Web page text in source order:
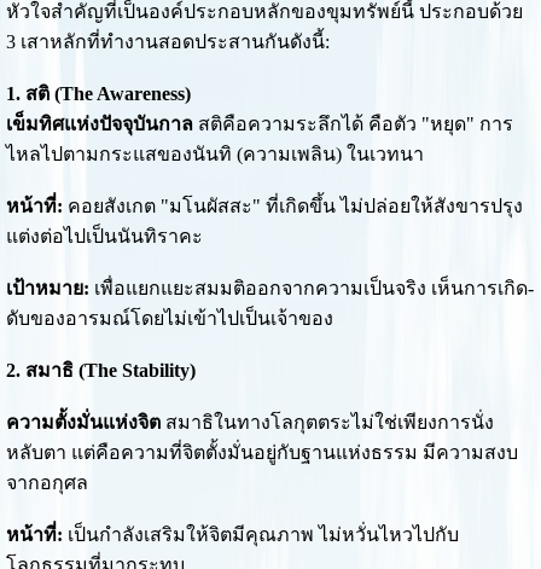
หัวใจสำคัญที่เป็นองค์ประกอบหลักของขุมทรัพย์นี้ ประกอบด้วย
3 เสาหลักที่ทำงานสอดประสานกันดังนี้:
1. สติ (The Awareness)
เข็มทิศแห่งปัจจุบันกาลสติคือความระลึกได้ คือตัว "หยุด" การ
ไหลไปตามกระแสของนันทิ (ความเพลิน) ในเวทนา
หน้าที่: คอยสังเกต "มโนผัสสะ" ที่เกิดขึ้น ไม่ปล่อยให้สังขารปรุง
แต่งต่อไปเป็นนันทิราคะ
เป้าหมาย: เพื่อแยกแยะสมมติออกจากความเป็นจริง เห็นการเกิด-
ดับของอารมณ์โดยไม่เข้าไปเป็นเจ้าของ
2. สมาธิ (The Stability)
ความตั้งมั่นแห่งจิตสมาธิในทางโลกุตตระไม่ใช่เพียงการนั่ง
หลับตา แต่คือความที่จิตตั้งมั่นอยู่กับฐานแห่งธรรม มีความสงบ
จากอกุศล
หน้าที่: เป็นกำลังเสริมให้จิตมีคุณภาพ ไม่หวั่นไหวไปกับ